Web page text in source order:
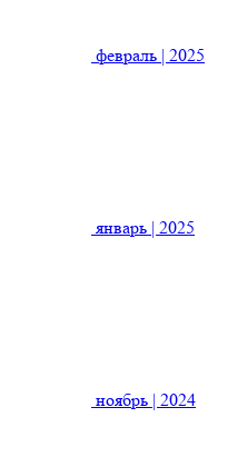
февраль | 2025
январь | 2025
ноябрь | 2024